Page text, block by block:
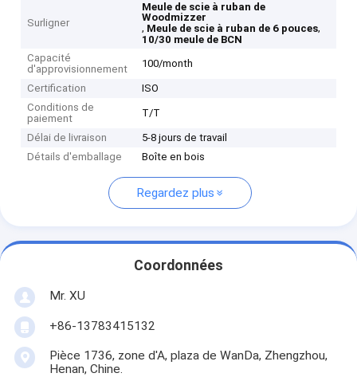
Surligner
Meule de scie à ruban de
Woodmizzer
, Meule de scie à ruban de 6 pouces,
10/30 meule de BCN
Capacité
d'approvisionnement
100/month
Certification
ISO
Conditions de
paiement
T/T
Délai de livraison
5-8 jours de travail
Détails d'emballage
Boîte en bois
Regardez plus
Coordonnées
Mr. XU
+86-13783415132
Pièce 1736, zone d'A, plaza de WanDa, Zhengzhou,
Henan, Chine.